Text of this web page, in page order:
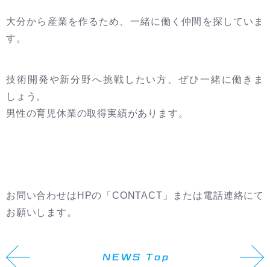
大分から産業を作るため、一緒に働く仲間を探していま
す。
技術開発や新分野へ挑戦したい方、ぜひ一緒に働きま
しょう。
男性の育児休業の取得実績があります。
お問い合わせは HPの「CONTACT 」または電話連絡にて
お願いします。
NEWS Top